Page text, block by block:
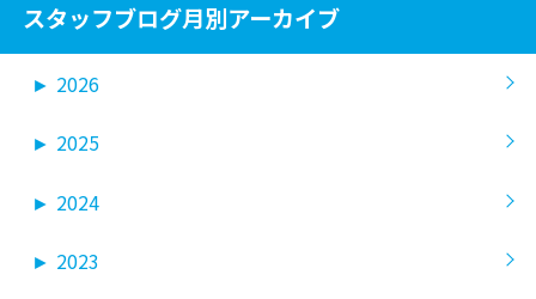
スタッフブログ月別アーカイブ
► 2026
► 2025
► 2024
► 2023